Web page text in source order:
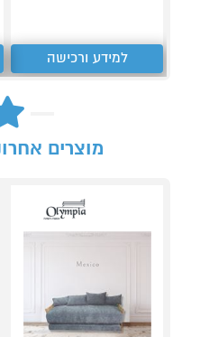
למידע ורכישה
מוצרים